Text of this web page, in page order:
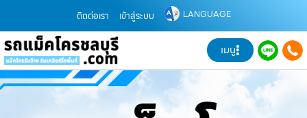
ติดต่อเรา เข้าสู่ระบบ LANGUAGE
เมนู